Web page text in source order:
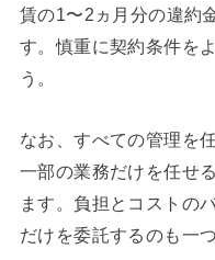
賃の1〜2ヵ月分の違約
す。慎重に契約条件を
う。
なお、すべての管理を
一部の業務だけを任せ
ます。負担とコストの
だけを委託するのも一